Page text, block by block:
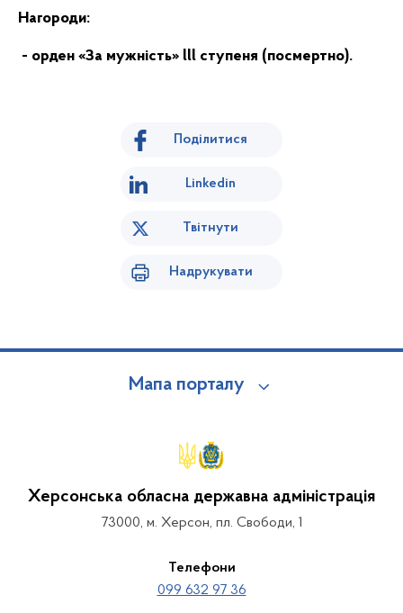
Нагороди:
- орден «За мужність» lll ступеня (посмертно).
Поділитися
Linkedin
Твітнути
Надрукувати
Мапа порталу
Херсонська обласна державна адміністрація
73000, м. Херсон, пл. Свободи, 1
Телефони
099 632 97 36